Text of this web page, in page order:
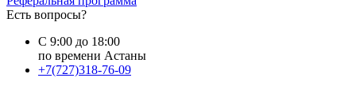
Есть вопросы?
С 9:00 до 18:00
по времени Астаны
+7(727)318-76-09